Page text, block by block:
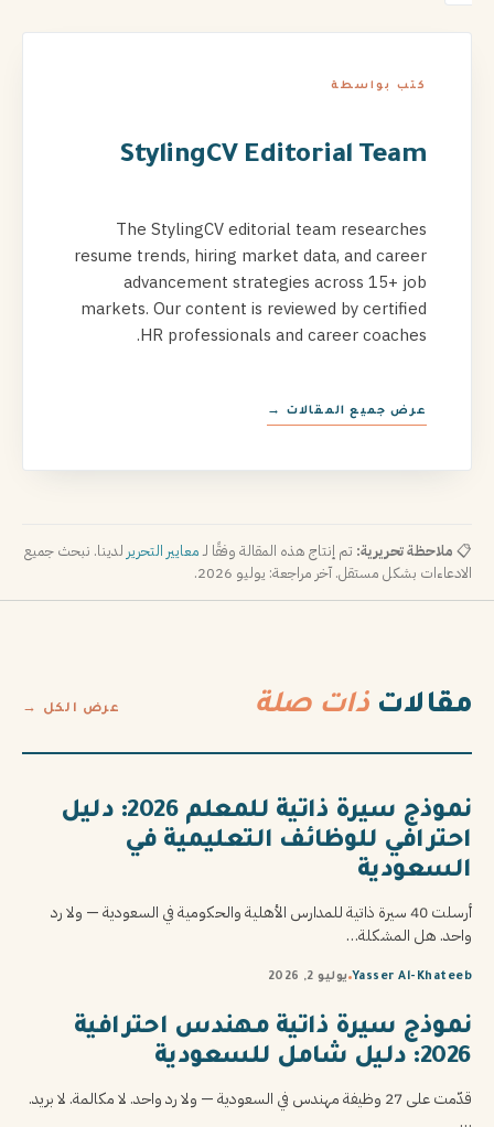
كتب بواسطة
StylingCV Editorial Team
The StylingCV editorial team researches
resume trends, hiring market data, and career
advancement strategies across 15+ job
markets. Our content is reviewed by certified
HR professionals and career coaches.
عرض جميع المقالات →
📋 ملاحظة تحريرية: تم إنتاج هذه المقالة وفقًا لـمعايير التحرير لدينا. نبحث جميع
الادعاءات بشكل مستقل. آخر مراجعة: يوليو 2026.
مقالاتذات صلة عرض الكل →
نموذج سيرة ذاتية للمعلم 2026: دليل
احترافي للوظائف التعليمية في
السعودية
أرسلت 40 سيرة ذاتية للمدارس الأهلية والحكومية في السعودية — ولا رد
واحد. هل المشكلة…
Yasser Al-Khateeb يوليو 2, 2026
نموذج سيرة ذاتية مهندس احترافية
2026: دليل شامل للسعودية
قدّمت على 27 وظيفة مهندس في السعودية — ولا رد واحد. لا مكالمة. لا بريد.
…